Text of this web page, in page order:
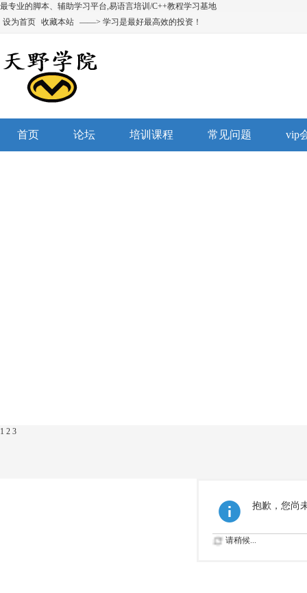
最专业的脚本、辅助学习平台,易语言培训/C++教程学习基地
设为首页 收藏本站 ——> 学习是最好最高效的投资！
首页 论坛 培训课程 常见问题 vip
1 2 3
抱歉，您尚
请稍候...